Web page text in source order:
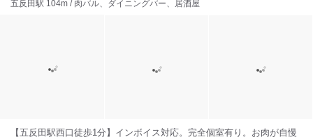
五反田駅 104m / 肉バル、ダイニングバー、居酒屋
【五反田駅西口徒歩1分】インボイス対応。完全個室有り。お肉が自慢